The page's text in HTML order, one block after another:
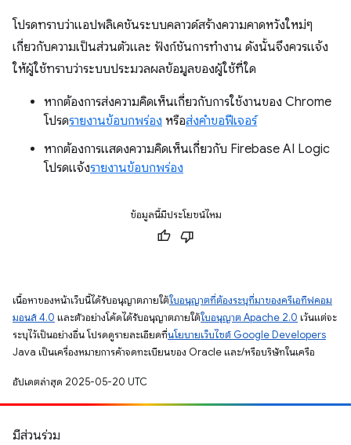
โปรดทราบว่าแอปพลิเคชันระบบคลาวด์สร้างความคาดหวังใหม่ๆ
เกี่ยวกับความเป็นส่วนตัวและ ฟังก์ชันการทํางาน ดังนั้นจึงควรแจ้ง
ให้ผู้ใช้ทราบว่าระบบประมวลผลข้อมูลของผู้ใช้ที่ใด
หากต้องการส่งความคิดเห็นเกี่ยวกับการใช้งานของ Chrome
โปรดรายงานข้อบกพร่อง หรือส่งคำขอฟีเจอร์
หากต้องการแสดงความคิดเห็นเกี่ยวกับ Firebase AI Logic
โปรดแจ้งรายงานข้อบกพร่อง
ข้อมูลนี้มีประโยชน์ไหม
เนื้อหาของหน้าเว็บนี้ได้รับอนุญาตภายใต้ใบอนุญาตที่ต้องระบุที่มาของครีเอทีฟคอม
มอนส์ 4.0 และตัวอย่างโค้ดได้รับอนุญาตภายใต้ใบอนุญาต Apache 2.0 เว้นแต่จะ
ระบุไว้เป็นอย่างอื่น โปรดดูรายละเอียดที่นโยบายเว็บไซต์ Google Developers
Java เป็นเครื่องหมายการค้าจดทะเบียนของ Oracle และ/หรือบริษัทในเครือ
อัปเดตล่าสุด 2025-05-20 UTC
มีส่วนร่วม